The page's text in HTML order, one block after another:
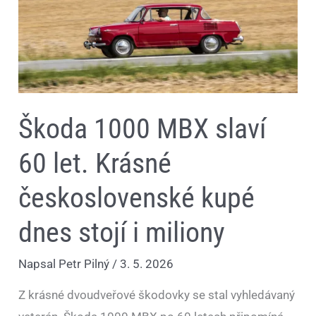
Škoda 1000 MBX slaví
60 let. Krásné
československé kupé
dnes stojí i miliony
Napsal Petr Pilný /3. 5. 2026
Z krásné dvoudveřové škodovky se stal vyhledávaný
kupé
dnes
stojí
i
miliony